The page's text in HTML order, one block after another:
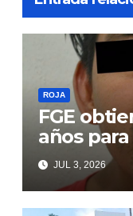
ROJA
FGE
años
secuestro
JUL 3, 2026